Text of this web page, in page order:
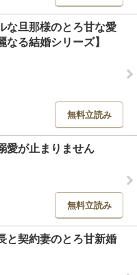
な旦那様のとろ甘な愛
る結婚シリーズ】
無料立読み
愛が止まりません
無料立読み
と契約妻のとろ甘新婚